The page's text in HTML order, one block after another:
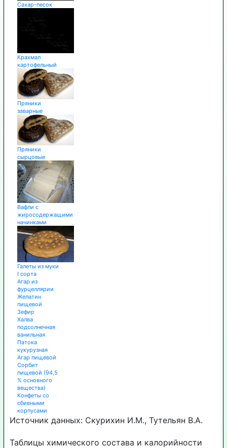
Сахар-песок
Крахмал
картофельный
Пряники
заварные
Пряники
сырцовые
Вафли с
жиросодержащими
начинками
Галеты из муки
I сорта
Агар из
фурцеллярии
Желатин
пищевой
Зефир
Халва
подсолнечная
ванильная
Патока
кукурузная
Агар пищевой
Сорбит
пищевой (94,5
% основного
вещества)
Конфеты со
сбивными
корпусами
Источник данных: Скурихин И.М., Тутельян В.А.
Таблицы химического состава и калорийности